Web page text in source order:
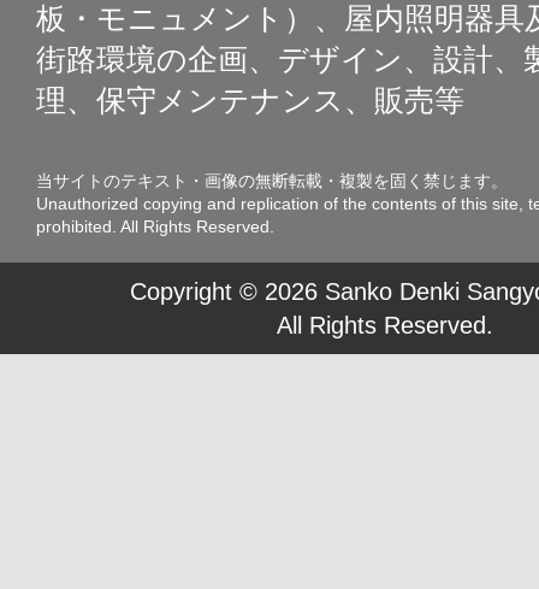
板・モニュメント）、屋内照明器具
街路環境の企画、デザイン、設計、
理、保守メンテナンス、販売等
当サイトのテキスト・画像の無断転載・複製を固く禁じます。
Unauthorized copying and replication of the contents of this site,
prohibited. All Rights Reserved.
Copyright © 2026 Sanko Denki
All Rights Reserved.